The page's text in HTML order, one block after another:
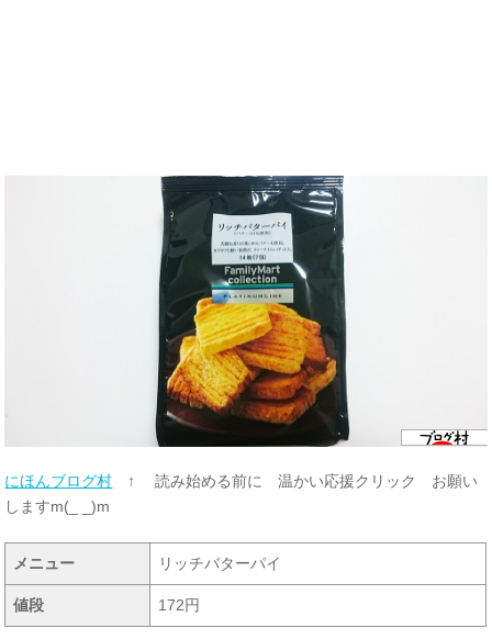
にほんブログ村 ↑ 読み始める前に 温かい応援クリック お願い
しますm(_ _)m
メニュー リッチバターパイ
値段 172円